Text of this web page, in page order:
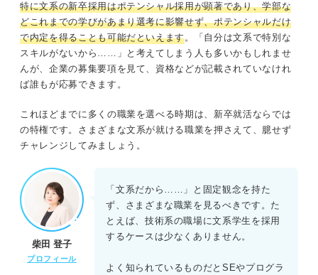
多様な文系の職業から自分に合う仕事を見つけて選
考に備えよう！
特に文系の新卒採用はポテンシャル採用が顕著であり、学部な
どこれまでの学びがあまり選考に影響せず、ポテンシャルだけ
で内定を得ることも可能だといえます。「自分は文系で特別な
スキルがないから……」と考えてしまう人も多いかもしれませ
んが、企業の募集要項を見て、資格などが記載されていなけれ
ば誰もが応募できます。
これほどまでに多くの職業を選べる時期は、新卒就活ならでは
の特権です。さまざまな文系が就ける職業を押さえて、臆せず
チャレンジしてみましょう。
柴田 登子
プロフィール
「文系だから……」と固定観念を持た
ず、さまざまな職業を見るべきです。た
とえば、技術系の職場に文系学生を採用
するケースは少なくありません。
よく知られているものだとSEやプログラ
⑦人材・教育
⑧インフラ
⑨IT
⑩官公庁・公社・団体
文系職業の採用がある企業の収入ランキング
3ステップで見分けよう！ 自分に合った文系の職業の探し
①自己分析で自分の経験・価値観・適性などを把握する
②理想の働き方や自分のスキルとマッチする文系の職種を考え